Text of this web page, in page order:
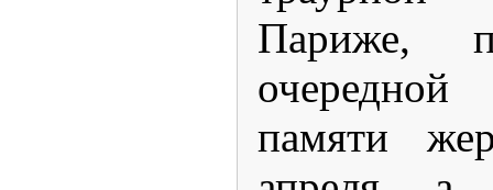
Париже,
памяти